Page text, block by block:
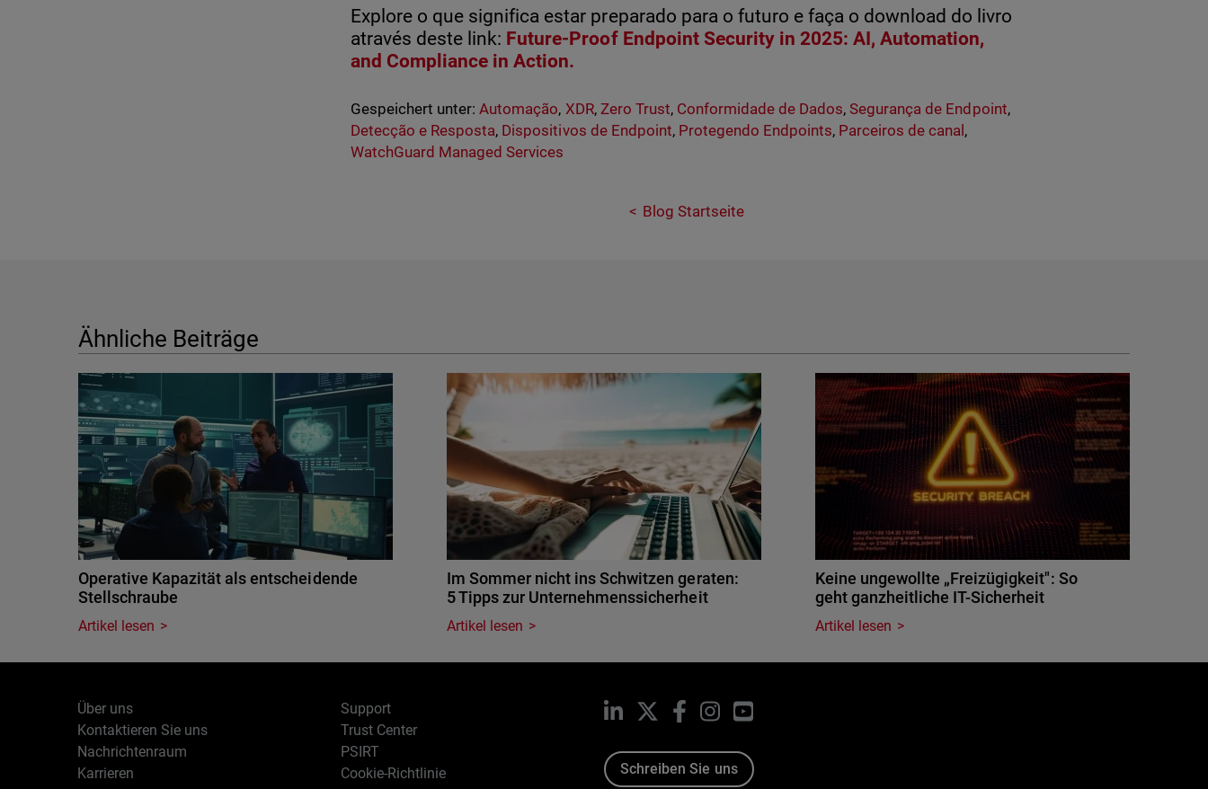
Explore o que significa estar preparado para o futuro e faça o download do livro
através deste link: Future-Proof Endpoint Security in 2025: AI, Automation,
and Compliance in Action.
Gespeichert unter: Automação, XDR, Zero Trust, Conformidade de Dados,Segurança de Endpoint,
Detecção e Resposta, Dispositivos de Endpoint, Protegendo Endpoints, Parceiros de canal ,
WatchGuard Managed Services
Blog Startseite
Ähnliche Beiträge
Operative Kapazität als entscheidende
Stellschraube
Artikel lesen
Im Sommer nicht ins Schwitzen geraten:
5 Tipps zur Unternehmenssicherheit
Artikel lesen
Keine ungewollte „Freizügigkeit": So
geht ganzheitliche IT-Sicherheit
Artikel lesen
Über uns
Kontaktieren Sie uns
Nachrichtenraum
Karrieren
Support
Trust Center
PSIRT
Cookie-Richtlinie
LinkedIn Facebook
InstagramYouTube
Schreiben Sie uns